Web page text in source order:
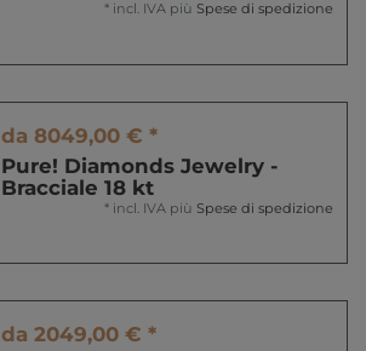
* incl. IVA più Spese di spedizione
da 8049,00 € *
Pure! Diamonds Jewelry -
Bracciale 18 kt
* incl. IVA più Spese di spedizione
da 2049,00 € *